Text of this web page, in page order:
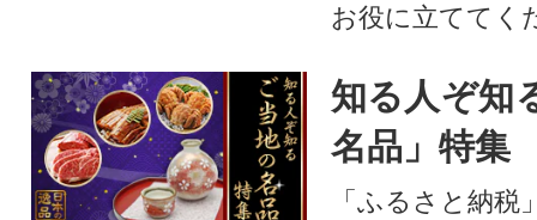
お役に立ててく
知る人ぞ知
名品」特集
「ふるさと納